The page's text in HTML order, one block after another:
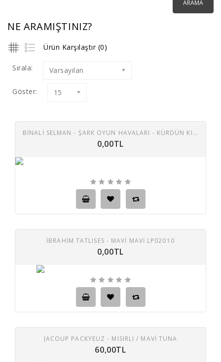
NE ARAMIŞTINIZ?
Ürün Karşılaştır (0)
Sırala: Varsayılan
Göster: 15
BİNALİ SELMAN - ŞARK OYUN HAVALARI - KÜRDÜN KIZI OYUN HAVASI / AL ÇUHA MAVI ÇUHA
0,00TL
İBRAHİM TATLISES - MAVI MAVI LP02010
0,00TL
JACOUP PACKYEUZ - MISIRLI / MAVI TUNA
60,00TL